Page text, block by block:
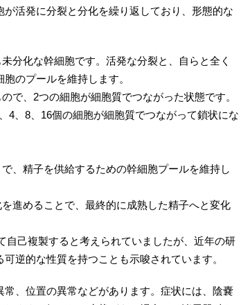
活発に分裂と分化を繰り返しており、形態的な
分化な幹細胞です。活発な分裂と、自らと全く
のプールを維持します。
で、2つの細胞が細胞質でつながった状態です。
4、8、16個の細胞が細胞質でつながって鎖状にな
、精子を供給するための幹細胞プールを維持し
進めることで、最終的に成熟した精子へと変化
己複製すると考えられていましたが、近年の研
逆的な性質を持つことも示唆されています。
常、位置の異常などがあります。症状には、陰嚢